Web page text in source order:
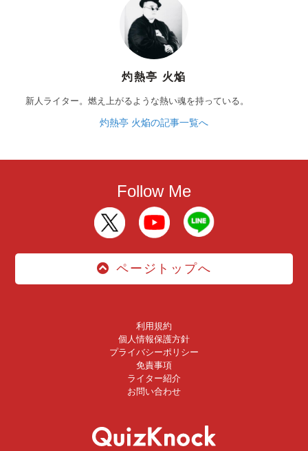
灼熱亭 火焔
新人ライター。燃え上がるような熱い魂を持っている。
灼熱亭 火焔の記事一覧へ
Follow Me
ページトップへ
利用規約
個人情報保護方針
プライバシーポリシー
免責事項
ライター紹介
お問い合わせ